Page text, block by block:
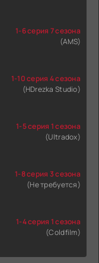
1-6 серия 7 сезона
(AMS)
1-10 серия 4 сезона
(HDrezka Studio)
1-5 серия 1 сезона
(Ultradox)
1-8 серия 3 сезона
(Не требуется)
1-4 серия 1 сезона
(Coldfilm)